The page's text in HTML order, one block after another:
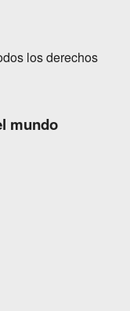
los derechos
mundo